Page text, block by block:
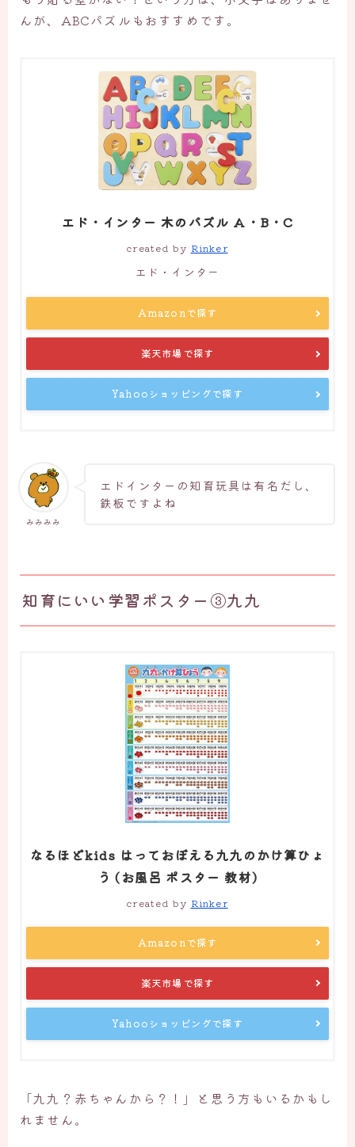
んが、ABCパズルもおすすめです。
エド・インター 木のパズル A・B・C
created by Rinker
エド・インター
Amazonで探す
楽天市場で探す
Yahooショッピングで探す
みみみみ
エドインターの知育玩具は有名だし、
鉄板ですよね
知育にいい学習ポスター③九九
なるほどkids はっておぼえる九九のかけ算ひょ
う (お風呂 ポスター 教材)
created by Rinker
Amazonで探す
楽天市場で探す
Yahooショッピングで探す
「九九？赤ちゃんから？！」と思う方もいるかもし
れません。